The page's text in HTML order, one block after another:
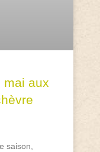
mai aux
saison,